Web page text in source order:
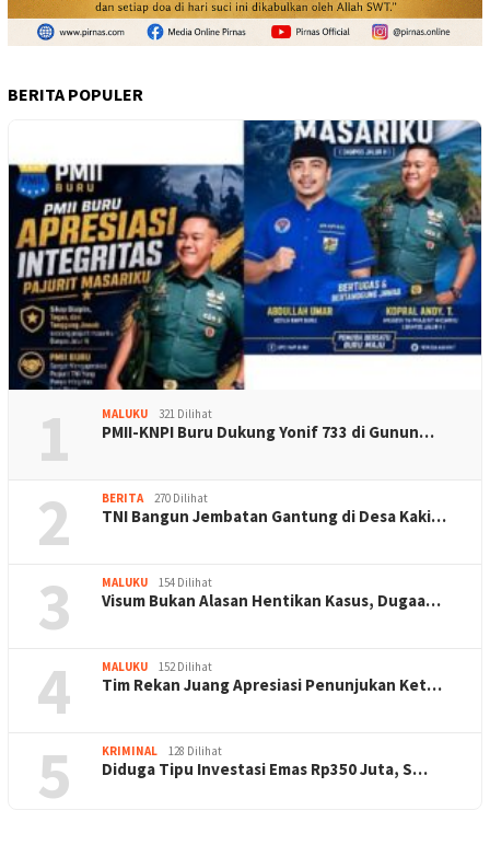
BERITA POPULER
1 MALUKU 321 Dilihat
PMII-KNPI Buru Dukung Yonif 733 di Gunun…
2 BERITA 270 Dilihat
TNI Bangun Jembatan Gantung di Desa Kaki…
3 MALUKU 154 Dilihat
Visum Bukan Alasan Hentikan Kasus, Dugaa…
4 MALUKU 152 Dilihat
Tim Rekan Juang Apresiasi Penunjukan Ket…
5 KRIMINAL 128 Dilihat
Diduga Tipu Investasi Emas Rp350 Juta, S…